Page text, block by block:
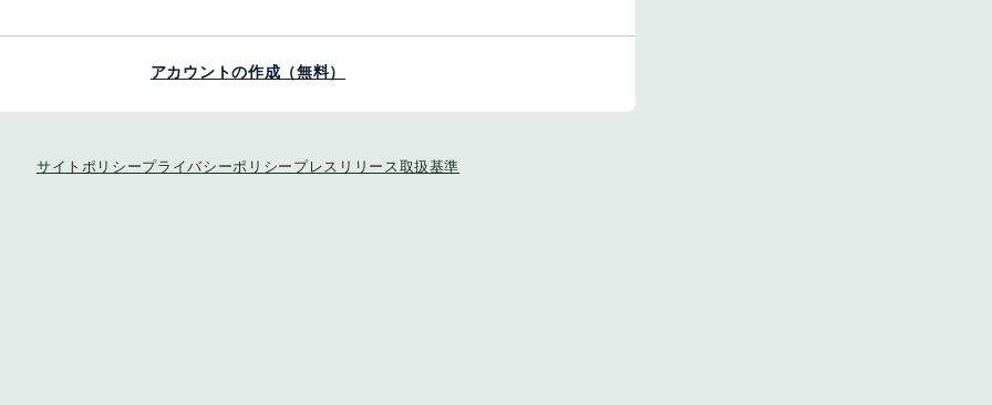
アカウントの作成（無料）
サイトポリシープライバシーポリシー プレスリリース取扱基準